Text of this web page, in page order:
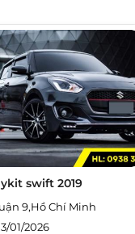
swift 2019
9,Hồ Chí Minh
01/2026